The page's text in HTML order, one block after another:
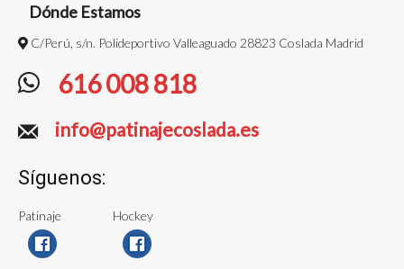
Dónde Estamos
C/Perú, s/n. Polideportivo Valleaguado 28823 Coslada Madrid
616 008 818
info@patinajecoslada.es
Síguenos:
Patinaje Hockey